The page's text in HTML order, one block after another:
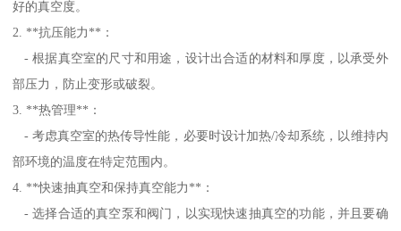
好的真空度。
2. **抗压能力**：
- 根据真空室的尺寸和用途，设计出合适的材料和厚度，以承受外
部压力，防止变形或破裂。
3. **热管理**：
- 考虑真空室的热传导性能，必要时设计加热/冷却系统，以维持内
部环境的温度在特定范围内。
4. **快速抽真空和保持真空能力**：
- 选择合适的真空泵和阀门，以实现快速抽真空的功能，并且要确